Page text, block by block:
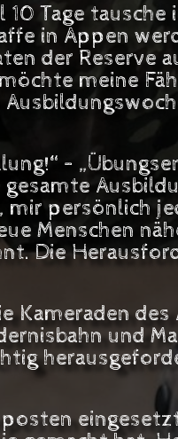
Tage
in Appen
der Reserve
meine
–
mir persönlich
Menschen
Die
Kameraden
und